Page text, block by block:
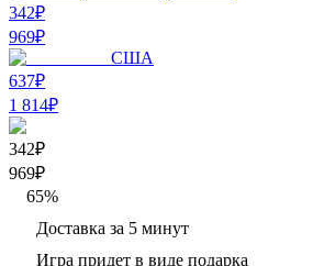
342₽
969₽
США
637₽
1 814₽
342₽
969₽
65%
Доставка за 5 минут
Игра придет в виде подарка